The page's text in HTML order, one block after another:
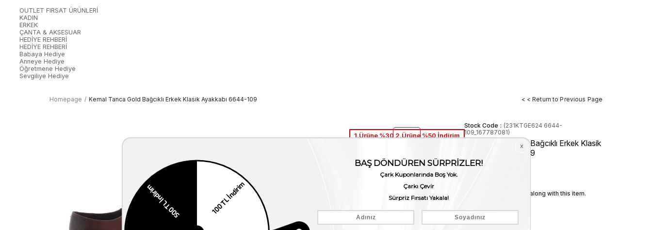
OUTLET FIRSAT ÜRÜNLERİ
KADIN
ERKEK
ÇANTA & AKSESUAR
HEDİYE REHBERİ
HEDİYE REHBERİ
Babaya Hediye
Anneye Hediye
Öğretmene Hediye
Sevgiliye Hediye
Homepage Kemal Tanca Gold Bağcıklı Erkek Klasik Ayakkabı 6644-109 < < Return to Previous Page
1.Ürüne %30 2.Ürüne %50 İndirim
Stock Code
(231KTGE624 6644-
109_167787081)
Kemal Tanca Gold Bağcıklı Erkek Klasik
Ayakkabı 6644-109
Stock Amount
We recommend these along with this item.